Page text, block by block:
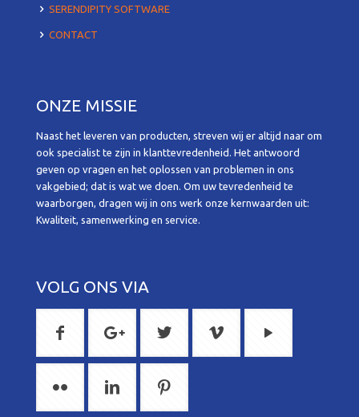
SERENDIPITY SOFTWARE
CONTACT
ONZE MISSIE
Naast het leveren van producten, streven wij er altijd naar om
ook specialist te zijn in klanttevredenheid. Het antwoord
geven op vragen en het oplossen van problemen in ons
vakgebied; dat is wat we doen. Om uw tevredenheid te
waarborgen, dragen wij in ons werk onze kernwaarden uit:
Kwaliteit, samenwerking en service.
VOLG ONS VIA